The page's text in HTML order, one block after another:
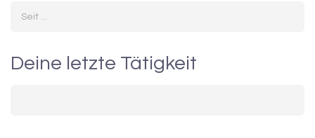
Deine letzte Tätigkeit